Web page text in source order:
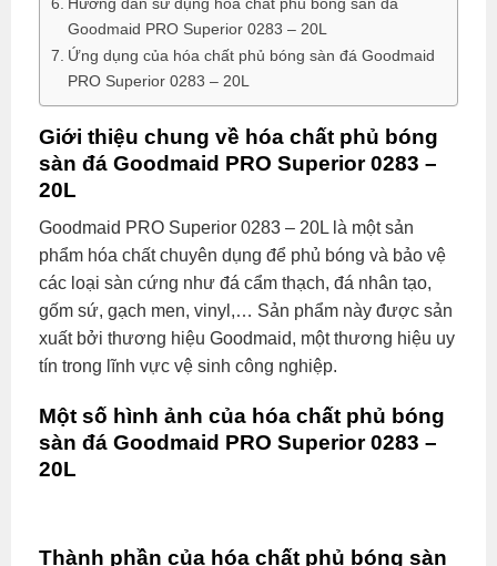
Goodmaid PRO Superior 0283 – 20L
Ứng dụng của hóa chất phủ bóng sàn đá Goodmaid
PRO Superior 0283 – 20L
Giới thiệu chung về hóa chất phủ bóng
sàn đá Goodmaid PRO Superior 0283 –
20L
Goodmaid PRO Superior 0283 – 20L là một sản
phẩm hóa chất chuyên dụng để phủ bóng và bảo vệ
các loại sàn cứng như đá cẩm thạch, đá nhân tạo,
gốm sứ, gạch men, vinyl,… Sản phẩm này được sản
xuất bởi thương hiệu Goodmaid, một thương hiệu uy
tín trong lĩnh vực vệ sinh công nghiệp.
Một số hình ảnh của hóa chất phủ bóng
sàn đá Goodmaid PRO Superior 0283 –
20L
Thành phần của hóa chất phủ bóng sàn